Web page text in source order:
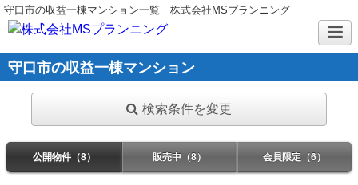
守口市の収益一棟マンション一覧｜株式会社MSプランニング
守口市の収益一棟マンション
検索条件を変更
公開物件（8） 販売中（8） 会員限定（6）